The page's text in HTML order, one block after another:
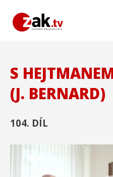
S
(J. BERNARD)
104. DÍL